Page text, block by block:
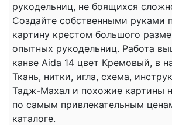
рукодельниц, не боящихся
Создайте собственными руками
картину крестом большого
опытных рукодельниц. Работа
канве Aida 14 цвет Кремовый, в
Ткань, нитки, игла, схема,
Тадж-Махал и похожие картины
по самым привлекательным
каталоге.